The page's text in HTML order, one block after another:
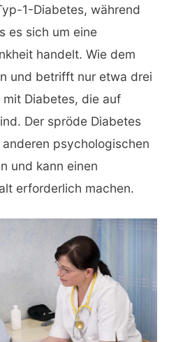
1-Diabetes, während
es sich um eine
handelt. Wie dem
und betrifft nur etwa drei
Diabetes, die auf
Der spröde Diabetes
psychologischen
und kann einen
erforderlich machen.